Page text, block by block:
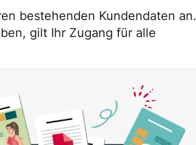
bestehenden Kundendaten an.
gilt Ihr Zugang für alle